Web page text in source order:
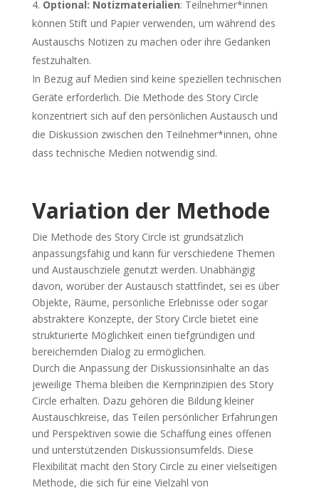
Optional: Notizmaterialien: Teilnehmer*innen
können Stift und Papier verwenden, um während des
Austauschs Notizen zu machen oder ihre Gedanken
festzuhalten.
In Bezug auf Medien sind keine speziellen technischen
Geräte erforderlich. Die Methode des Story Circle
konzentriert sich auf den persönlichen Austausch und
die Diskussion zwischen den Teilnehmer*innen, ohne
dass technische Medien notwendig sind.
Variation der Methode
Die Methode des Story Circle ist grundsätzlich
anpassungsfähig und kann für verschiedene Themen
und Austauschziele genutzt werden. Unabhängig
davon, worüber der Austausch stattfindet, sei es über
Objekte, Räume, persönliche Erlebnisse oder sogar
abstraktere Konzepte, der Story Circle bietet eine
strukturierte Möglichkeit einen tiefgründigen und
bereichernden Dialog zu ermöglichen.
Durch die Anpassung der Diskussionsinhalte an das
jeweilige Thema bleiben die Kernprinzipien des Story
Circle erhalten. Dazu gehören die Bildung kleiner
Austauschkreise, das Teilen persönlicher Erfahrungen
und Perspektiven sowie die Schaffung eines offenen
und unterstützenden Diskussionsumfelds. Diese
Flexibilität macht den Story Circle zu einer vielseitigen
Methode, die sich für eine Vielzahl von